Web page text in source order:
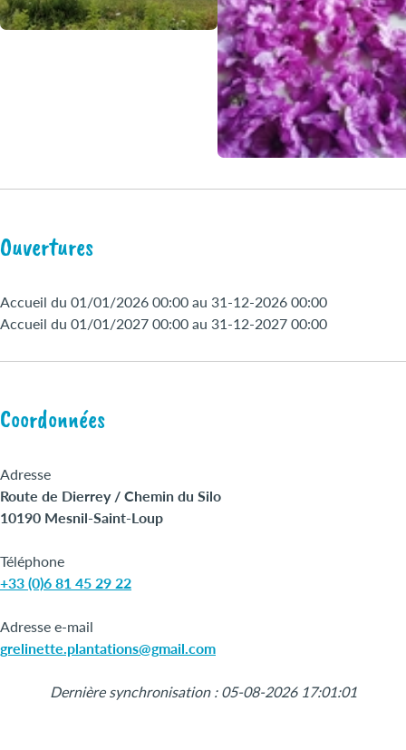
Ouvertures
Accueil du 01/01/2026 00:00 au 31-12-2026 00:00
Accueil du 01/01/2027 00:00 au 31-12-2027 00:00
Coordonnées
Adresse
Route de Dierrey / Chemin du Silo
10190 Mesnil-Saint-Loup
Téléphone
+33 (0)6 81 45 29 22
Adresse e-mail
grelinette.plantations@gmail.com
Dernière synchronisation : 05-08-2026 17:01:01